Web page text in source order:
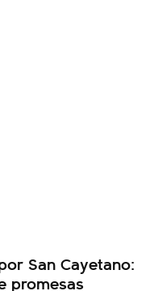
San Cayetano:
promesas